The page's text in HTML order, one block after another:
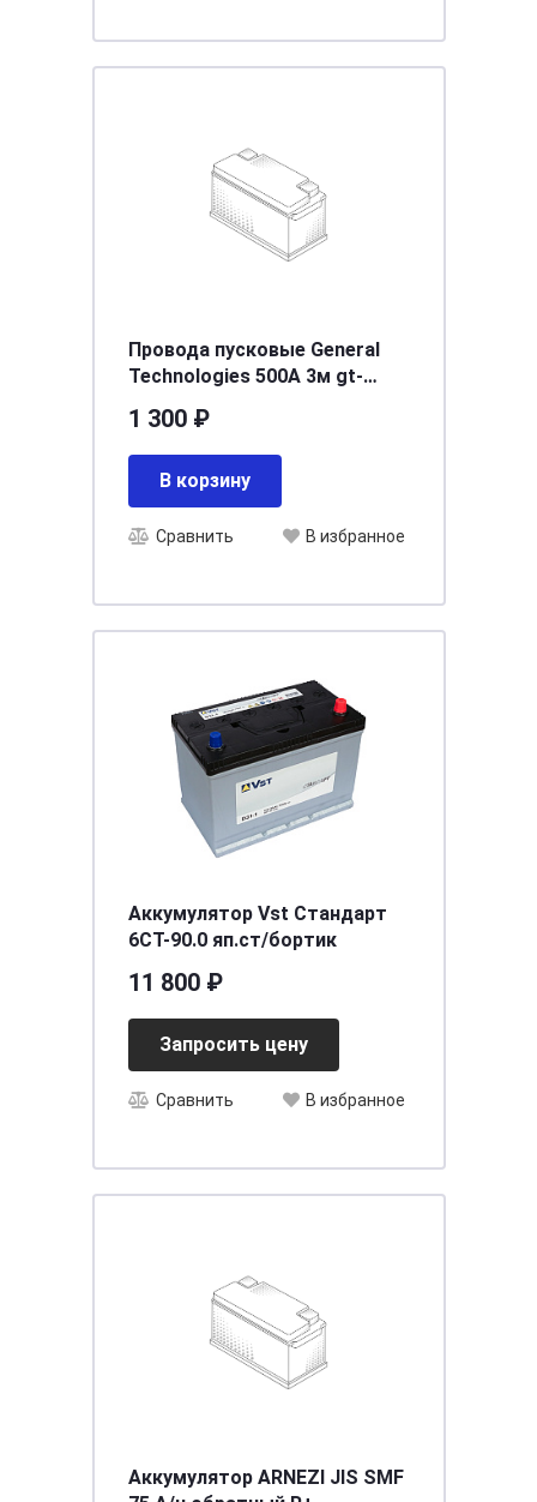
Провода пусковые General
Technologies 500A 3м gt-
1 300 ₽
В корзину
Сравнить В избранное
Аккумулятор Vst Стандарт
6СТ-90.0 яп.ст/бортик
11 800 ₽
Запросить цену
Сравнить В избранное
Аккумулятор ARNEZI JIS SMF